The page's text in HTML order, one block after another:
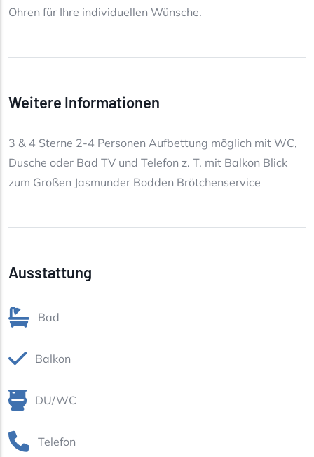
Ohren für Ihre individuellen Wünsche.
Weitere Informationen
3 & 4 Sterne 2-4 Personen Aufbettung möglich mit WC,
Dusche oder Bad TV und Telefon z. T. mit Balkon Blick
zum Großen Jasmunder Bodden Brötchenservice
Ausstattung
Bad
Balkon
DU/WC
Telefon